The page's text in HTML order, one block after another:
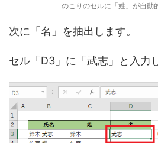
のこりのセルに「姓」が自動
次に「名」を抽出します。
セル「D3」に「武志」と入